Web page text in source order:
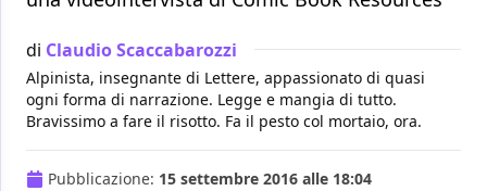
di Claudio Scaccabarozzi
Alpinista, insegnante di Lettere, appassionato di quasi
ogni forma di narrazione. Legge e mangia di tutto.
Bravissimo a fare il risotto. Fa il pesto col mortaio, ora.
Pubblicazione: 15 settembre 2016 alle 18:04